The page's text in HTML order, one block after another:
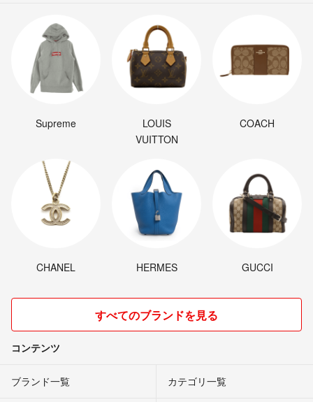
Supreme
LOUIS
VUITTON
COACH
CHANEL HERMES GUCCI
すべてのブランドを見る
コンテンツ
ブランド一覧 カテゴリ一覧